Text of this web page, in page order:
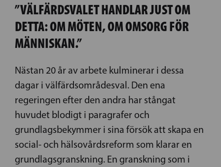
”VÄLFÄRDS­VALET HANDLAR JUST OM
DETTA: OM MÖTEN, OM OMSORG FÖR
MÄNNISKAN.”
Nästan 20 år av arbete kulminerar i dessa
dagar i välfärdsområdesval. Den ena
regeringen efter den andra har stångat
huvudet blodigt i paragrafer och
grundlagsbekymmer i sina försök att skapa en
social­­­- och hälsovårdsreform som klarar en
grundlagsgranskning. En granskning som i